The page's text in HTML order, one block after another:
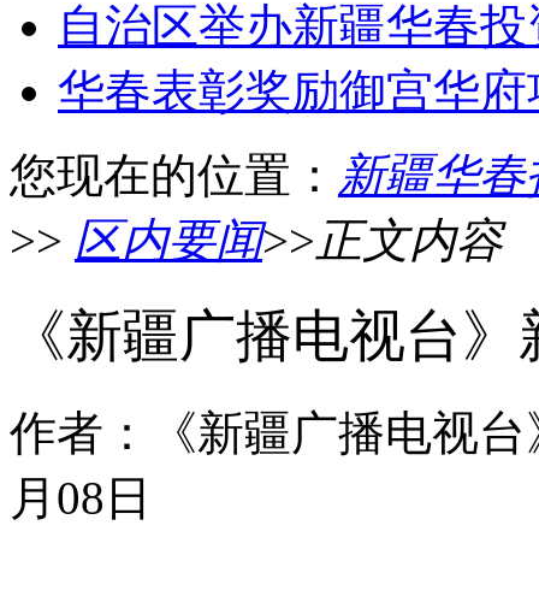
自治区举办新疆华春
华春表彰奖励御宫华
您现在的位置： 新疆华
>> 区内要闻>>正文内容
《新疆广播电视台
作者：《新疆广播电视
月08日